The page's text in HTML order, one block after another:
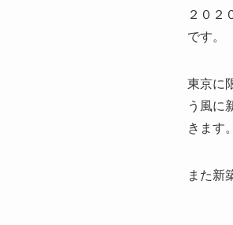
２０２
です。
東京に
う風に
きます。
また新